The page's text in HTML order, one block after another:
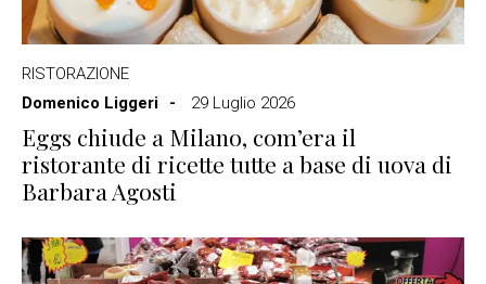
RISTORAZIONE
Domenico Liggeri
29 Luglio 2026
Eggs chiude a Milano, com’era il
ristorante di ricette tutte a base di uova di
Barbara Agosti